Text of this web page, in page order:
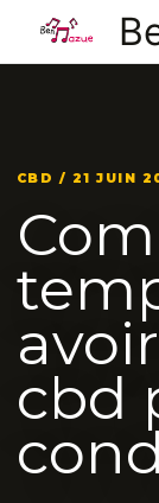
contenu
CBD / 21 JUIN
cbd